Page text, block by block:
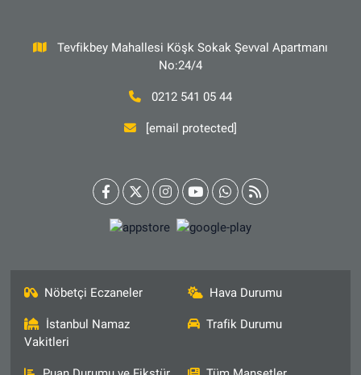
Tevfikbey Mahallesi Köşk Sokak Şevval Apartmanı
No:24/4
0212 541 05 44
[email protected]
Nöbetçi Eczaneler Hava Durumu
İstanbul Namaz
Vakitleri
Trafik Durumu